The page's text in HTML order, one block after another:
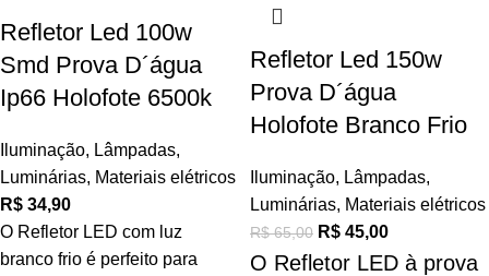
Refletor Led 100w
Smd Prova D´água
Ip66 Holofote 6500k
Iluminação, Lâmpadas,
Luminárias, Materiais elétricos
R$ 34,90
O Refletor LED com luz
branco frio é perfeito para
Refletor Led 150w
Prova D´água
Holofote Branco Frio
Iluminação, Lâmpadas,
Luminárias, Materiais elétricos
R$65,00 R$ 45,00
O Refletor LED à prova